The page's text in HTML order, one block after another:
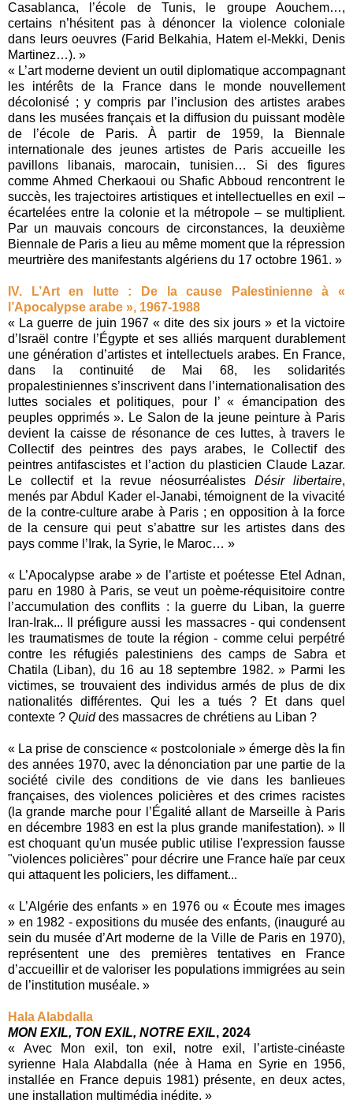
Casablanca, l’école de Tunis, le groupe Aouchem…,
certains n’hésitent pas à dénoncer la violence coloniale
dans leurs oeuvres (Farid Belkahia, Hatem el-Mekki, Denis
Martinez…). »
« L’art moderne devient un outil diplomatique accompagnant
les intérêts de la France dans le monde nouvellement
décolonisé ; y compris par l’inclusion des artistes arabes
dans les musées français et la diffusion du puissant modèle
de l’école de Paris. À partir de 1959, la Biennale
internationale des jeunes artistes de Paris accueille les
pavillons libanais, marocain, tunisien… Si des figures
comme Ahmed Cherkaoui ou Shafic Abboud rencontrent le
succès, les trajectoires artistiques et intellectuelles en exil –
écartelées entre la colonie et la métropole – se multiplient.
Par un mauvais concours de circonstances, la deuxième
Biennale de Paris a lieu au même moment que la répression
meurtrière des manifestants algériens du 17 octobre 1961. »
IV. L’Art en lutte : De la cause Palestinienne à «
l’Apocalypse arabe », 1967-1988
« La guerre de juin 1967 « dite des six jours » et la victoire
d’Israël contre l’Égypte et ses alliés marquent durablement
une génération d’artistes et intellectuels arabes. En France,
dans la continuité de Mai 68, les solidarités
propalestiniennes s’inscrivent dans l’internationalisation des
luttes sociales et politiques, pour l’ « émancipation des
peuples opprimés ». Le Salon de la jeune peinture à Paris
devient la caisse de résonance de ces luttes, à travers le
Collectif des peintres des pays arabes, le Collectif des
peintres antifascistes et l’action du plasticien Claude Lazar.
Le collectif et la revue néosurréalistes Désir libertaire,
menés par Abdul Kader el-Janabi, témoignent de la vivacité
de la contre-culture arabe à Paris ; en opposition à la force
de la censure qui peut s’abattre sur les artistes dans des
pays comme l’Irak, la Syrie, le Maroc… »
« L’Apocalypse arabe » de l’artiste et poétesse Etel Adnan,
paru en 1980 à Paris, se veut un poème-réquisitoire contre
l’accumulation des conflits : la guerre du Liban, la guerre
Iran-Irak... Il préfigure aussi les massacres - qui condensent
les traumatismes de toute la région - comme celui perpétré
contre les réfugiés palestiniens des camps de Sabra et
Chatila (Liban), du 16 au 18 septembre 1982. » Parmi les
victimes, se trouvaient des individus armés de plus de dix
nationalités différentes. Qui les a tués ? Et dans quel
contexte ? Quiddes massacres de chrétiens au Liban ?
« La prise de conscience « postcoloniale » émerge dès la fin
des années 1970, avec la dénonciation par une partie de la
société civile des conditions de vie dans les banlieues
françaises, des violences policières et des crimes racistes
(la grande marche pour l’Égalité allant de Marseille à Paris
en décembre 1983 en est la plus grande manifestation). » Il
est choquant qu'un musée public utilise l'expression fausse
"violences policières" pour décrire une France haïe par ceux
qui attaquent les policiers, les diffament...
« L’Algérie des enfants » en 1976 ou « Écoute mes images
» en 1982 - expositions du musée des enfants, (inauguré au
sein du musée d’Art moderne de la Ville de Paris en 1970),
représentent une des premières tentatives en France
d’accueillir et de valoriser les populations immigrées au sein
de l’institution muséale. »
Hala Alabdalla
MON EXIL, TON EXIL, NOTRE EXIL, 2024
« Avec Mon exil, ton exil, notre exil, l’artiste-cinéaste
syrienne Hala Alabdalla (née à Hama en Syrie en 1956,
installée en France depuis 1981) présente, en deux actes,
une installation multimédia inédite. »